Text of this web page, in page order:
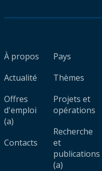
À propos
Actualité
Offres
d'emploi
(a)
Contacts
Pays
Thèmes
Projets et
opérations
Recherche
et
publications
(a)